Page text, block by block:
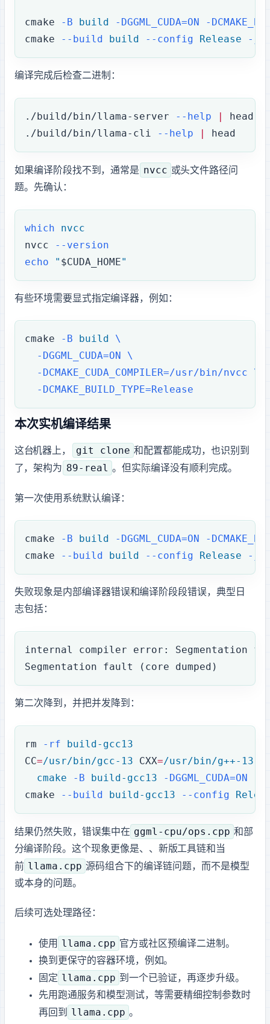
cmake -B build -DGGML_CUDA=ON
-
cmake --build build --config Release -j
编译完成后检查二进制：
./build/bin/llama-server --help |
head
./build/bin/llama-cli --help | head
如果编译阶段找不到 CUDA，通常是 nvcc 或 CUDA 头文件路径问
题。先确认：
which nvcc
nvcc --version
echo " $CUDA_HOME"
有些环境需要显式指定 CUDA 编译器，例如：
cmake -B build \
  -DGGML_CUDA=ON
\
  -DCMAKE_CUDA_COMPILER=/usr/bin/nvcc
\
  -DCMAKE_BUILD_TYPE=Release
本次实机编译结果
这台 Ubuntu 26.04 LTS 机器上， git clone 和 CMake 配置都能成功，CMake 也识别到
了 CUDA backend，架构为 89-real 。但实际编译没有顺利完成。
第一次使用系统默认 GCC 15 编译：
cmake -B build -DGGML_CUDA=ON
-
cmake --build build --config Release -j
失败现象是 GCC 内部编译器错误和 CUDA 编译阶段段错误，典型日
志包括：
internal compiler error: Segmentation
Segmentation fault (core dumped)
第二次降到 GCC/G++ 13，并把并发降到 2：
rm -rf build-gcc13
CC=/usr/bin/gcc-13 CXX=/usr/bin/g++-13
  cmake
-B build-gcc13 -DGGML_CUDA=ON
cmake --build build-gcc13 --config
结果仍然失败，错误集中在 ggml-cpu/ops.cpp 和部
分 CUDA template instance 编译阶段。这个现象更像是 Ubuntu 26.04、GCC、新版 CUDA 工具链和当
前 llama.cpp 源码组合下的编译链问题，而不是模型
或 GPU 本身的问题。
后续可选处理路径：
使用 llama.cpp 官方或社区预编译二进制。
换到更保守的容器环境，例如 Ubuntu 24.04 + CUDA 12.x + GCC 12/13。
固定 llama.cpp 到一个已验证 commit，再逐步升级。
先用 Ollama 跑通服务和模型测试，等需要精细控制参数时
再回到
llama.cpp 。